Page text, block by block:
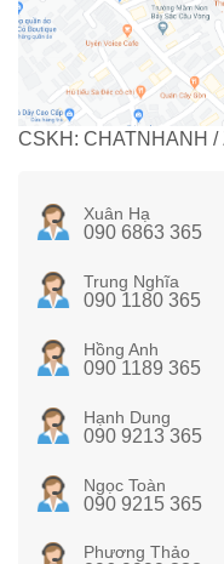
CSKH: CHATNHANH /
Xuân Hạ
090 6863 365
Trung Nghĩa
090 1180 365
Hồng Anh
090 1189 365
Hạnh Dung
090 9213 365
Ngọc Toàn
090 9215 365
Phương Thảo